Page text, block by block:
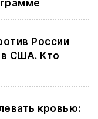
России
США. Кто
кровью: